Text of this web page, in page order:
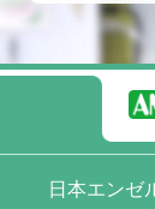
日本エンゼ